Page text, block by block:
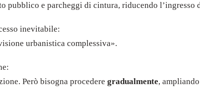
pubblico e parcheggi di cintura, riducendo l’ingresso
inevitabile:
urbanistica complessiva».
Però bisogna procedere gradualmente,